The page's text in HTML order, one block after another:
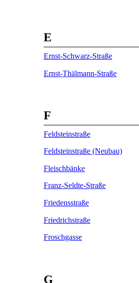
E
Ernst-Schwarz-Straße
Ernst-Thälmann-Straße
F
Feldsteinstraße
Feldsteinstraße (Neubau)
Fleischbänke
Franz-Seldte-Straße
Friedensstraße
Friedrichstraße
Froschgasse
G